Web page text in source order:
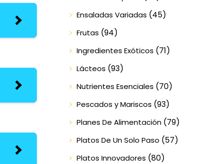
Ensaladas Variadas (45)
Frutas (94)
Ingredientes Exóticos (71)
Lácteos (93)
Nutrientes Esenciales (70)
Pescados y Mariscos (93)
Planes De Alimentación(79)
Platos De Un Solo Paso (57)
Platos Innovadores (80)